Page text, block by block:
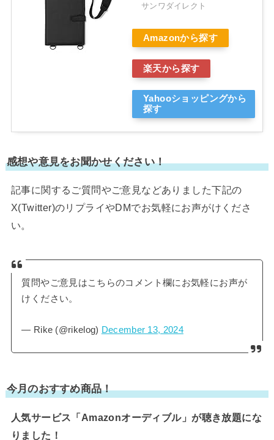
サンワダイレクト
Amazonから探す
楽天から探す
Yahooショッピングから
探す
感想や意見をお聞かせください！
記事に関するご質問やご意見などありました下記の
X(Twitter)のリプライやDMでお気軽にお声がけくださ
い。
質問やご意見はこちらのコメント欄にお気軽にお声が
けください。
— Rike (@rikelog) December 13, 2024
今月のおすすめ商品！
人気サービス「Amazonオーディブル」が聴き放題にな
りました！